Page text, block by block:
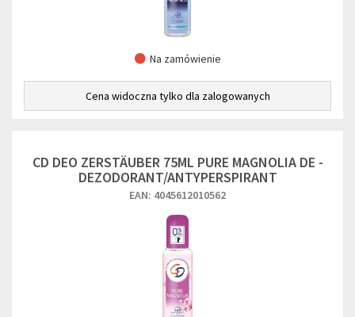
Na zamówienie
Cena widoczna tylko dla zalogowanych
CD DEO ZERSTÄUBER 75ML PURE MAGNOLIA DE -
DEZODORANT/ANTYPERSPIRANT
EAN: 4045612010562